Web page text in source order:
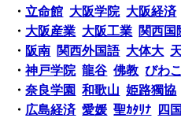
・ 立命館 大阪学院 大阪経済
・ 大阪産業 大阪工業 関西国
・ 阪南 関西外国語 大体大
・神戸学院 龍谷 佛教 びわ
・奈良学園 和歌山 姫路獨協
・ 広島経済 愛媛 聖ｶﾀﾘﾅ
四